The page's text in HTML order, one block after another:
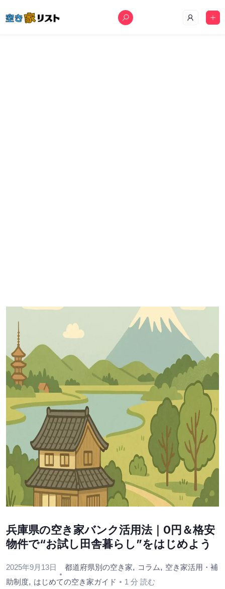
兵庫県の空き家バンク活用法｜0円＆格安
物件で“お試し田舎暮らし”をはじめよう
2025年9月13日 都道府県別の空き家, コラム, 空き家活用・補
助制度, はじめての空き家ガイド 1 分 読む